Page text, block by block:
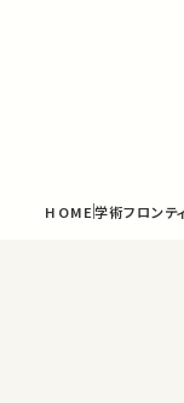
HOME学術フロンテ